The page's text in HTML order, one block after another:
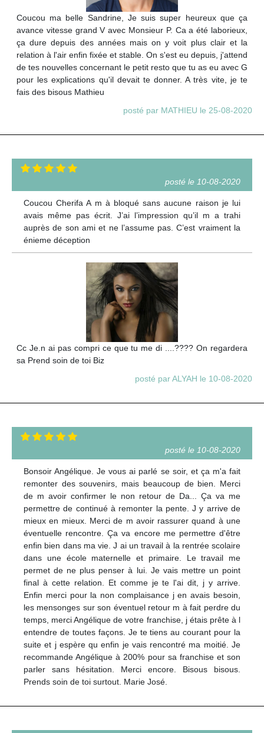
Coucou ma belle Sandrine, Je suis super heureux que ça
avance vitesse grand V avec Monsieur P. Ca a été laborieux,
ça dure depuis des années mais on y voit plus clair et la
relation à l'air enfin fixée et stable. On s'est eu depuis, j'attend
de tes nouvelles concernant le petit resto que tu as eu avec G
pour les explications qu'il devait te donner. A très vite, je te
fais des bisous Mathieu
posté par MATHIEU le 25-08-2020
posté le 10-08-2020
Coucou Cherifa A m à bloqué sans aucune raison je lui
avais même pas écrit. J’ai l’impression qu’il m a trahi
auprès de son ami et ne l’assume pas. C’est vraiment la
énieme déception
Cc Je.n ai pas compri ce que tu me di ....???? On regardera
sa Prend soin de toi Biz
posté par ALYAH le 10-08-2020
posté le 10-08-2020
Bonsoir Angélique. Je vous ai parlé se soir, et ça m'a fait
remonter des souvenirs, mais beaucoup de bien. Merci
de m avoir confirmer le non retour de Da... Ça va me
permettre de continué à remonter la pente. J y arrive de
mieux en mieux. Merci de m avoir rassurer quand à une
éventuelle rencontre. Ça va encore me permettre d'être
enfin bien dans ma vie. J ai un travail à la rentrée scolaire
dans une école maternelle et primaire. Le travail me
permet de ne plus penser à lui. Je vais mettre un point
final à cette relation. Et comme je te l'ai dit, j y arrive.
Enfin merci pour la non complaisance j en avais besoin,
les mensonges sur son éventuel retour m à fait perdre du
temps, merci Angélique de votre franchise, j étais prête à l
entendre de toutes façons. Je te tiens au courant pour la
suite et j espère qu enfin je vais rencontré ma moitié. Je
recommande Angélique à 200% pour sa franchise et son
parler sans hésitation. Merci encore. Bisous bisous.
Prends soin de toi surtout. Marie José.